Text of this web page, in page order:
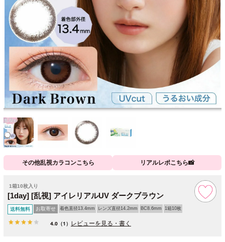
その他乱視カラコンこちら リアルレポこちら📸
1箱10枚入り
[1day] [乱視] アイレリアルUV ダークブラウン
送料無料 お取寄せ 着色直径13.4mm レンズ直径14.2mm BC8.6mm 1箱10枚
4.0 （1） レビューを見る・書く